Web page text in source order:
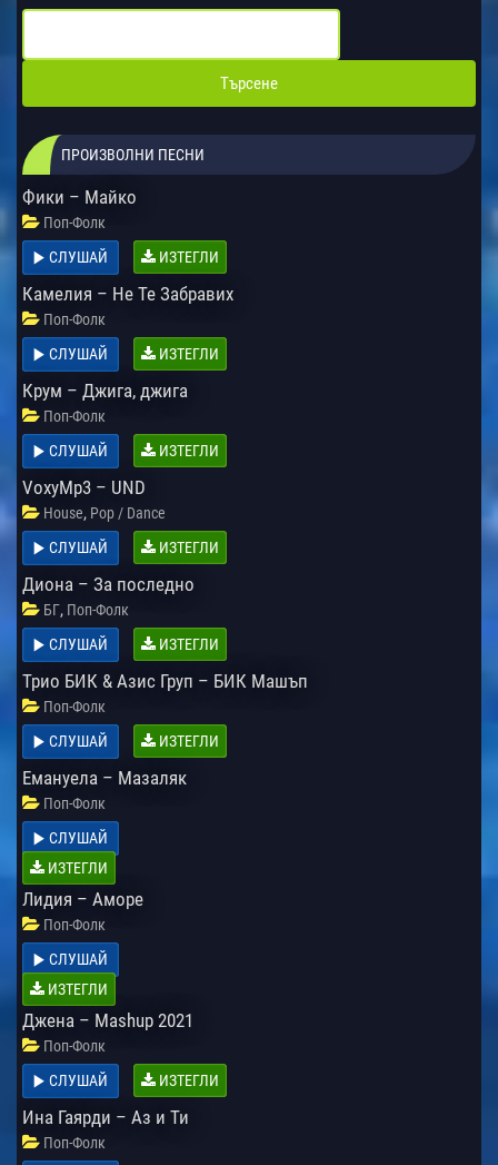
ПРОИЗВОЛНИ ПЕСНИ
Фики – Майко
Поп-Фолк
СЛУШАЙ
ИЗТЕГЛИ
Камелия – Не Те Забравих
Поп-Фолк
СЛУШАЙ
ИЗТЕГЛИ
Крум – Джига, джига
Поп-Фолк
СЛУШАЙ
ИЗТЕГЛИ
VoxyMp3 – UND
House, Pop / Dance
СЛУШАЙ
ИЗТЕГЛИ
Диона – За последно
БГ, Поп-Фолк
СЛУШАЙ
ИЗТЕГЛИ
Трио БИК & Азис Груп – БИК Машъп
Поп-Фолк
СЛУШАЙ
ИЗТЕГЛИ
Емануела – Мазаляк
Поп-Фолк
СЛУШАЙ
ИЗТЕГЛИ
Лидия – Аморе
Поп-Фолк
СЛУШАЙ
ИЗТЕГЛИ
Джена – Mashup 2021
Поп-Фолк
СЛУШАЙ
ИЗТЕГЛИ
Ина Гаярди – Аз и Ти
Поп-Фолк